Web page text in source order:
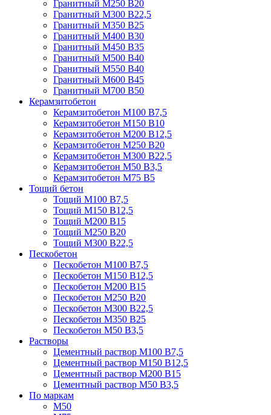
Гранитный М250 В20
Гранитный М300 В22,5
Гранитный М350 В25
Гранитный М400 В30
Гранитный М450 В35
Гранитный М500 В40
Гранитный М550 В40
Гранитный М600 В45
Гранитный М700 В50
Керамзитобетон
Керамзитобетон М100 В7,5
Керамзитобетон М150 В10
Керамзитобетон М200 В12,5
Керамзитобетон М250 В20
Керамзитобетон М300 В22,5
Керамзитобетон М50 В3,5
Керамзитобетон М75 В5
Тощий бетон
Тощий М100 В7,5
Тощий М150 В12,5
Тощий М200 В15
Тощий М250 В20
Тощий М300 В22,5
Пескобетон
Пескобетон М100 В7,5
Пескобетон М150 В12,5
Пескобетон М200 В15
Пескобетон М250 В20
Пескобетон М300 В22,5
Пескобетон М350 В25
Пескобетон М50 В3,5
Растворы
Цементный раствор М100 В7,5
Цементный раствор М150 В12,5
Цементный раствор М200 В15
Цементный раствор М50 В3,5
По маркам
М50